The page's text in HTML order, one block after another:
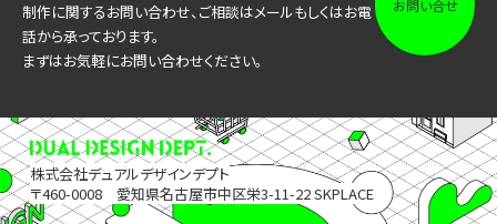
制作に関するお問い合わせ、ご相談はメールもしくはお電
話から承っております。
まずはお気軽にお問い合わせください。
お問い合せ
株式会社デュアルデザインデプト
〒460-0008 愛知県名古屋市中区栄3-11-22 SKPLACE